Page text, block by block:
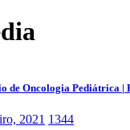
de Oncologia Pediátrica |
2021 1344